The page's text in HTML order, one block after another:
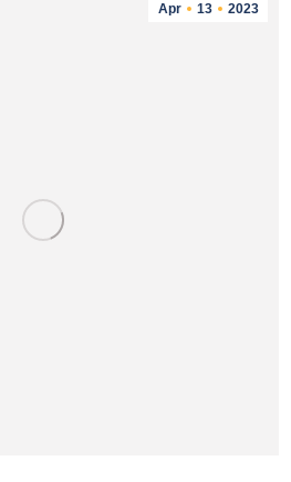
Apr 13 2023